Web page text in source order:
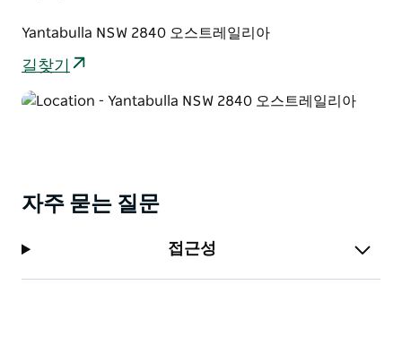
아름다운 드라이브 코스를 따라 공원의 광활한 삼림 지대
습지 그리고 분홍색과 노란색 야생화가 만발한 풍경을 만
아래에서 하룻밤을 보내세요.
Yantabulla NSW 2840 오스트레일리아
길찾기
자주 묻는 질문
접근성